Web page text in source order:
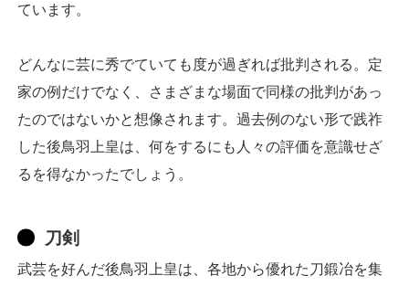
ています。
どんなに芸に秀でていても度が過ぎれば批判される。定
家の例だけでなく、さまざまな場面で同様の批判があっ
たのではないかと想像されます。過去例のない形で践祚
した後鳥羽上皇は、何をするにも人々の評価を意識せざ
るを得なかったでしょう。
刀剣
武芸を好んだ後鳥羽上皇は、各地から優れた刀鍛冶を集